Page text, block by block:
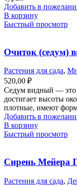
Добавить в
В корзину
Быстрый просмотр
Очиток (седум)
Растения для сада,
520,00 ₽
Седум видный — это
достигает высоты
плотные, имеют
Добавить в
В корзину
Быстрый просмотр
Сирень Мейера
Растения для сада,